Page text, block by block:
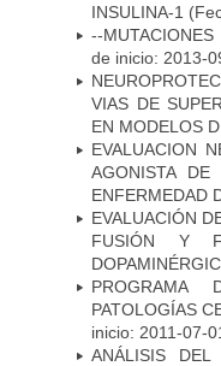
INSULINA-1
--
de inicio: 2013-
VIAS DE
EN MODELOS
EVALUACION
AGONISTA
ENFERMEDAD
EVALUACIÓN
FUSIÓN Y
PROGRAMA
PATOLOGÍAS
inicio: 2011-07-
ANÁLISIS